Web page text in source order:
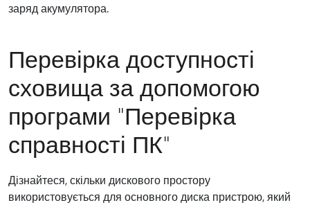
заряд акумулятора.
Перевірка доступності
сховища за допомогою
програми "Перевірка
справності ПК"
Дізнайтеся, скільки дискового простору
використовується для основного диска пристрою, який